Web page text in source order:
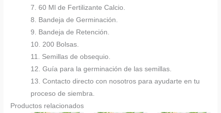
7. 60 Ml de Fertilizante Calcio.
8. Bandeja de Germinación.
9. Bandeja de Retención.
10. 200 Bolsas.
11. Semillas de obsequio.
12. Guía para la germinación de las semillas.
13. Contacto directo con nosotros para ayudarte en tu
proceso de siembra.
Productos relacionados